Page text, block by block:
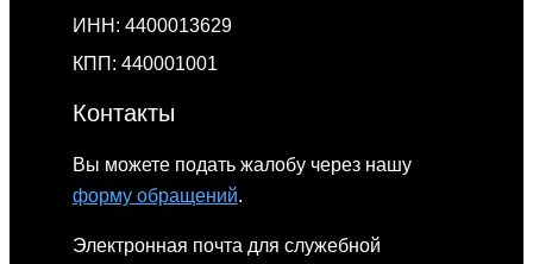
ИНН: 4400013629
КПП: 440001001
Контакты
Вы можете подать жалобу через нашу
форму обращений.
Электронная почта для служебной